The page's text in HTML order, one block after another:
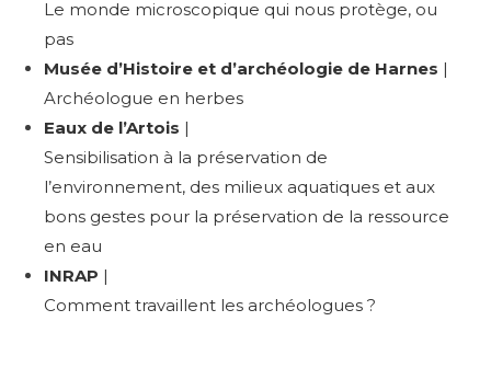
Le monde microscopique qui nous protège, ou
pas
Musée d’Histoire et d’archéologie de Harnes |
Archéologue en herbes
Eaux de l’Artois |
Sensibilisation à la préservation de
l’environnement, des milieux aquatiques et aux
bons gestes pour la préservation de la ressource
en eau
INRAP |
Comment travaillent les archéologues ?